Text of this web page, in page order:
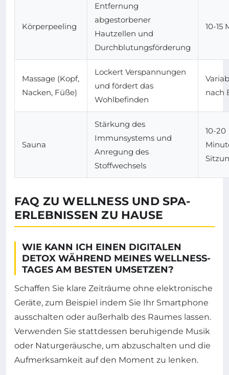
Körperpeeling
Entfernung
abgestorbener
Hautzellen und
Durchblutungsförderung
10-15
Massage (Kopf,
Nacken, Füße)
Lockert Verspannungen
und fördert das
Wohlbefinden
nach
Sauna
Stärkung des
Immunsystems und
Anregung des
Stoffwechsels
10-20
FAQ ZU WELLNESS UND SPA-
ERLEBNISSEN ZU HAUSE
WIE KANN ICH EINEN DIGITALEN
DETOX WÄHREND MEINES WELLNESS-
TAGES AM BESTEN UMSETZEN?
Schaffen Sie klare Zeiträume ohne elektronische
Geräte, zum Beispiel indem Sie Ihr Smartphone
ausschalten oder außerhalb des Raumes lassen.
Verwenden Sie stattdessen beruhigende Musik
oder Naturgeräusche, um abzuschalten und die
Aufmerksamkeit auf den Moment zu lenken.